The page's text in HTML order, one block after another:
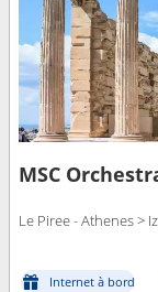
MSC
Le Piree - Athenes >
Internet à bord